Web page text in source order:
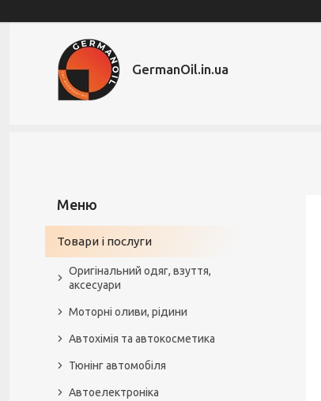
GermanOil.in.ua
Товари і послуги
Оригінальний одяг, взуття,
аксесуари
Моторні оливи, рідини
Автохімія та автокосметика
Тюнінг автомобіля
Автоелектроніка